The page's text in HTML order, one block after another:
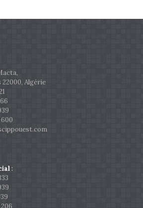
Algérie
: